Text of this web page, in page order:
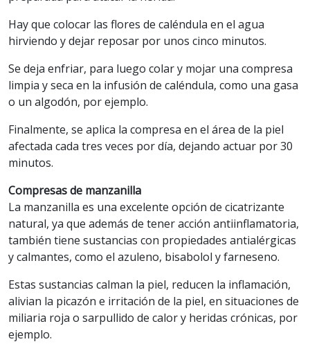
Hay que colocar las flores de caléndula en el agua
hirviendo y dejar reposar por unos cinco minutos.
Se deja enfriar, para luego colar y mojar una compresa
limpia y seca en la infusión de caléndula, como una gasa
o un algodón, por ejemplo.
Finalmente, se aplica la compresa en el área de la piel
afectada cada tres veces por día, dejando actuar por 30
minutos.
Compresas de manzanilla
La manzanilla es una excelente opción de cicatrizante
natural, ya que además de tener acción antiinflamatoria,
también tiene sustancias con propiedades antialérgicas
y calmantes, como el azuleno, bisabolol y farneseno.
Estas sustancias calman la piel, reducen la inflamación,
alivian la picazón e irritación de la piel, en situaciones de
miliaria roja o sarpullido de calor y heridas crónicas, por
ejemplo.